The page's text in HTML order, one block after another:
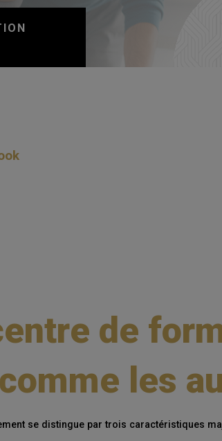
de
les
se distingue par trois caractéristiques